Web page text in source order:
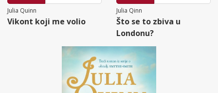
Julia Quinn
Vikont koji me volio
Julia Qinn
Što se to zbiva u
Londonu?